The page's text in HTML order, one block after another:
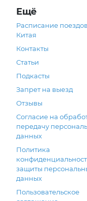
Ещё
Расписание поездов
Китая
Контакты
Статьи
Подкасты
Запрет на выезд
Отзывы
Согласие на
передачу
данных
Политика
защиты
данных
Пользовательское